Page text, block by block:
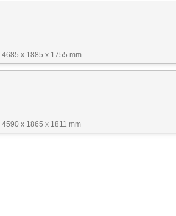
4685 x 1885 x 1755 mm
x 1865 x 1811 mm